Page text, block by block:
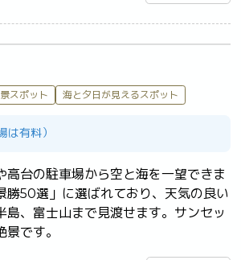
スポット 海と夕日が見えるスポット
は有料）
高台の駐車場から空と海を一望できま
勝50選」に選ばれており、天気の良い
島、富士山まで見渡せます。サンセッ